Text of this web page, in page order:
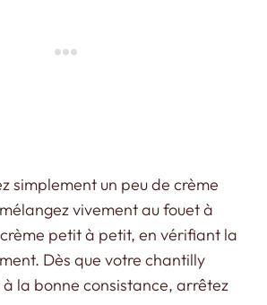
simplement un peu de crème
vivement au fouet à
petit à petit, en vérifiant la
Dès que votre chantilly
la bonne consistance, arrêtez